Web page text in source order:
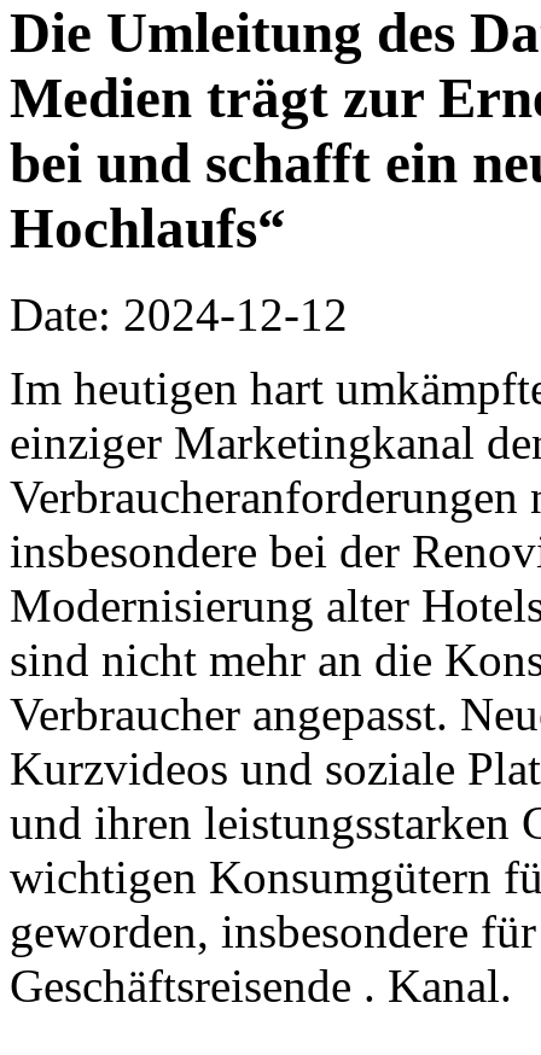
Die Umleitung des
Medien trägt zur
bei und schafft ein
Hochlaufs“
Date: 2024-12-12
Im heutigen hart
einziger Marketingkanal
insbesondere bei der
Modernisierung alter
sind nicht mehr an die
Verbraucher angepasst.
Kurzvideos und soziale
und ihren leistungsstarken
wichtigen Konsumgütern
geworden, insbesondere
Geschäftsreisende . Kanal.